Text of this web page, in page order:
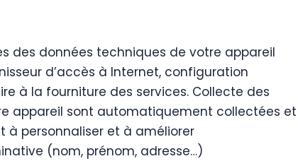
des données techniques de votre appareil
d’accès à Internet, configuration
à la fourniture des services. Collecte des
appareil sont automatiquement collectées et
à personnaliser et à améliorer
(nom, prénom, adresse…)